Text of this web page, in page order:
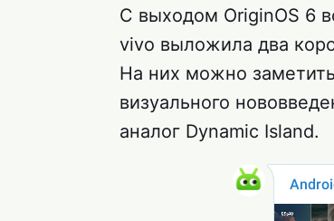
С выходом OriginOS 6
vivo выложила два
На них можно
визуального
аналог Dynamic Island.